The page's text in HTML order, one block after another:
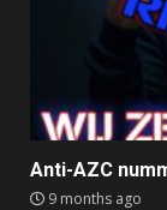
Anti-AZC
9 months ago